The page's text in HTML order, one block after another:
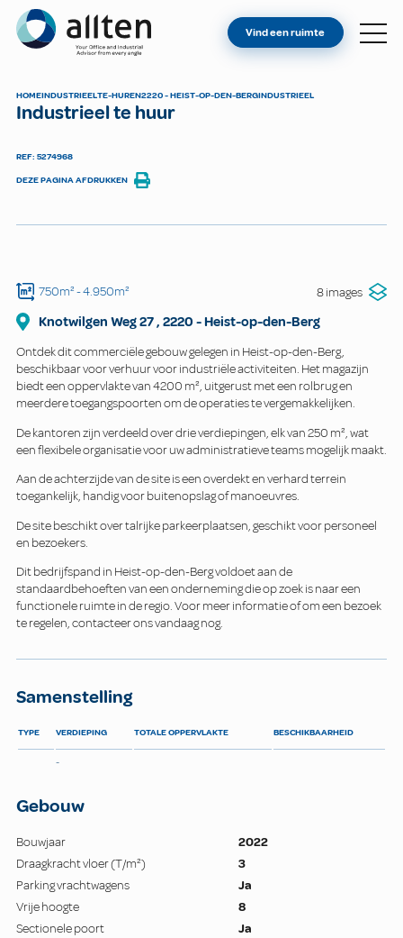
Allten
VIND EEN RUIMTE
CONTACT
Vind een ruimte
HOMEINDUSTRIEELTE-HUREN2220 - HEIST-OP-DEN-BERGINDUSTRIEEL
Industrieel te huur
REF: 5274968
DEZE PAGINA AFDRUKKEN
750m²- 4.950m² 8 images
Knotwilgen Weg27, 2220 -Heist-op-den-Berg
Ontdek dit commerciële gebouw gelegen in Heist-op-den-Berg,
beschikbaar voor verhuur voor industriële activiteiten. Het magazijn
biedt een oppervlakte van 4200 m², uitgerust met een rolbrug en
meerdere toegangspoorten om de operaties te vergemakkelijken.
De kantoren zijn verdeeld over drie verdiepingen, elk van 250 m², wat
een flexibele organisatie voor uw administratieve teams mogelijk maakt.
Aan de achterzijde van de site is een overdekt en verhard terrein
toegankelijk, handig voor buitenopslag of manoeuvres.
De site beschikt over talrijke parkeerplaatsen, geschikt voor personeel
en bezoekers.
Dit bedrijfspand in Heist-op-den-Berg voldoet aan de
standaardbehoeften van een onderneming die op zoek is naar een
functionele ruimte in de regio. Voor meer informatie of om een bezoek
te regelen, contacteer ons vandaag nog.
Samenstelling
TYPE VERDIEPING TOTALE OPPERVLAKTE BESCHIKBAARHEID
-
Gebouw
Bouwjaar
2022
Draagkracht vloer (T/m²)
3
Parking vrachtwagens
Ja
Vrije hoogte
8
Sectionele poort
Ja